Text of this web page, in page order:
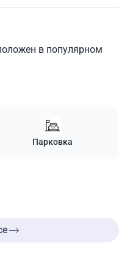
в популярном
Парковка